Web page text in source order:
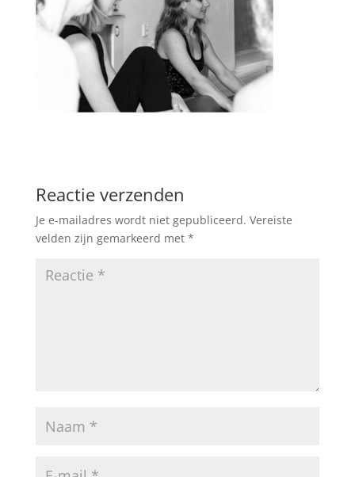
Reactie verzenden
Je e-mailadres wordt niet gepubliceerd. Vereiste
velden zijn gemarkeerd met *